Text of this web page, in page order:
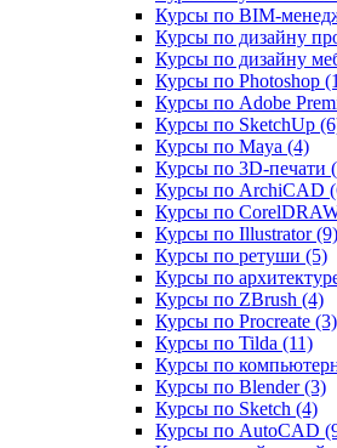
Курсы по
Курсы по дизайну
Курсы по дизайну
Курсы по Photoshop
Курсы по Adobe
Курсы по SketchUp
Курсы по Maya (4)
Курсы по 3D-печати
Курсы по ArchiCAD
Курсы по
Курсы по Illustrator (9)
Курсы по ретуши (5)
Курсы по
Курсы по ZBrush (4)
Курсы по Procreate (3)
Курсы по Tilda (11)
Курсы по
Курсы по Blender (3)
Курсы по Sketch (4)
Курсы по AutoCAD